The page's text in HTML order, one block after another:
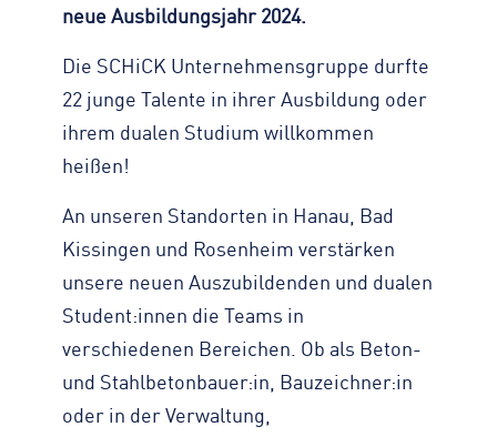
Downloads
Kontaktformular
neue Ausbildungsjahr 2024.
Die SCHiCK Unternehmensgruppe durfte
22 junge Talente in ihrer Ausbildung oder
ihrem dualen Studium willkommen
heißen!
An unseren Standorten in Hanau, Bad
Kissingen und Rosenheim verstärken
unsere neuen Auszubildenden und dualen
Student:innen die Teams in
verschiedenen Bereichen. Ob als Beton-
und Stahlbetonbauer:in, Bauzeichner:in
oder in der Verwaltung,